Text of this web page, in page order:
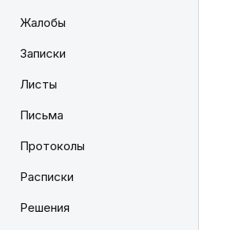
Жалобы
Записки
Листы
Письма
Протоколы
Расписки
Решения